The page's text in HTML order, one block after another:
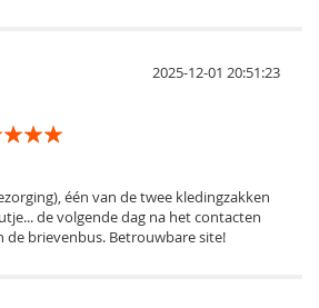
2025-12-01 20:51:23
één van de twee kledingzakken
de volgende dag na het contacten
de brievenbus. Betrouwbare site!